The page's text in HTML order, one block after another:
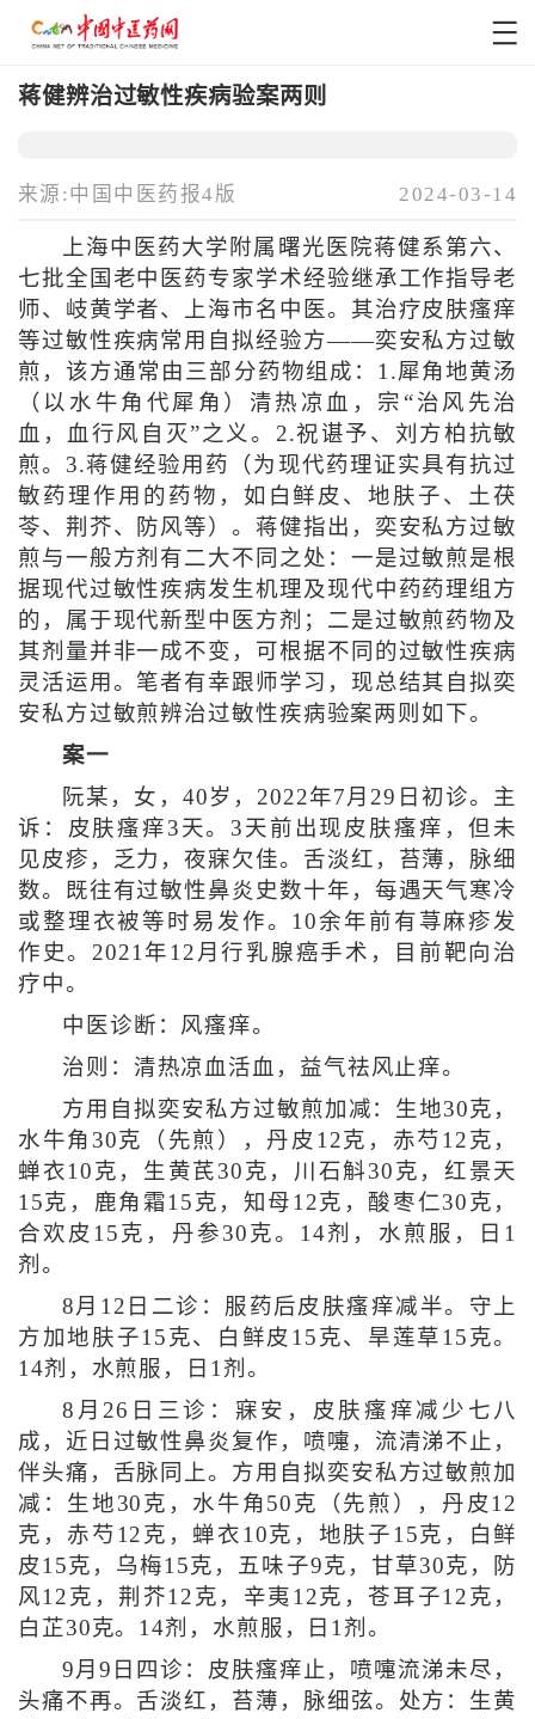
蒋健辨治过敏性疾病验案两则
来源:中国中医药报4版 2024-03-14
上海中医药大学附属曙光医院蒋健系第六、
七批全国老中医药专家学术经验继承工作指导老
师、岐黄学者、上海市名中医。其治疗皮肤瘙痒
等过敏性疾病常用自拟经验方——奕安私方过敏
煎，该方通常由三部分药物组成：1.犀角地黄汤
（以水牛角代犀角）清热凉血，宗“治风先治
血，血行风自灭”之义。2.祝谌予、刘方柏抗敏
煎。3.蒋健经验用药（为现代药理证实具有抗过
敏药理作用的药物，如白鲜皮、地肤子、土茯
苓、荆芥、防风等）。蒋健指出，奕安私方过敏
煎与一般方剂有二大不同之处：一是过敏煎是根
据现代过敏性疾病发生机理及现代中药药理组方
的，属于现代新型中医方剂；二是过敏煎药物及
其剂量并非一成不变，可根据不同的过敏性疾病
灵活运用。笔者有幸跟师学习，现总结其自拟奕
安私方过敏煎辨治过敏性疾病验案两则如下。
案一
阮某，女，40岁，2022年7月29日初诊。主
诉：皮肤瘙痒3天。3天前出现皮肤瘙痒，但未
见皮疹，乏力，夜寐欠佳。舌淡红，苔薄，脉细
数。既往有过敏性鼻炎史数十年，每遇天气寒冷
或整理衣被等时易发作。10余年前有荨麻疹发
作史。2021年12月行乳腺癌手术，目前靶向治
疗中。
中医诊断：风瘙痒。
治则：清热凉血活血，益气祛风止痒。
方用自拟奕安私方过敏煎加减：生地30克，
水牛角30克（先煎），丹皮12克，赤芍12克，
蝉衣10克，生黄芪30克，川石斛30克，红景天
15克，鹿角霜15克，知母12克，酸枣仁30克，
合欢皮15克，丹参30克。14剂，水煎服，日1
剂。
8月12日二诊：服药后皮肤瘙痒减半。守上
方加地肤子15克、白鲜皮15克、旱莲草15克。
14剂，水煎服，日1剂。
8月26日三诊：寐安，皮肤瘙痒减少七八
成，近日过敏性鼻炎复作，喷嚏，流清涕不止，
伴头痛，舌脉同上。方用自拟奕安私方过敏煎加
减：生地30克，水牛角50克（先煎），丹皮12
克，赤芍12克，蝉衣10克，地肤子15克，白鲜
皮15克，乌梅15克，五味子9克，甘草30克，防
风12克，荆芥12克，辛夷12克，苍耳子12克，
白芷30克。14剂，水煎服，日1剂。
9月9日四诊：皮肤瘙痒止，喷嚏流涕未尽，
头痛不再。舌淡红，苔薄，脉细弦。处方：生黄